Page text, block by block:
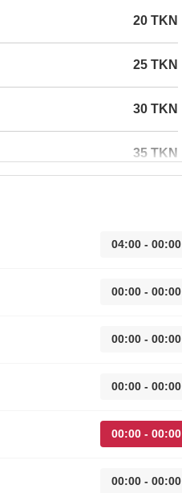
20 TKN
25 TKN
30 TKN
35 TKN
04:00 - 00:00
00:00 - 00:00
00:00 - 00:00
00:00 - 00:00
00:00 - 00:00
00:00 - 00:00